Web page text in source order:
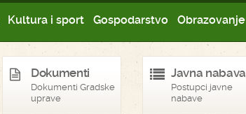
Kultura i sport Gospodarstvo Obrazovanje
Dokumenti
Dokumenti Gradske
uprave
Javna nabava
Postupci javne
nabave